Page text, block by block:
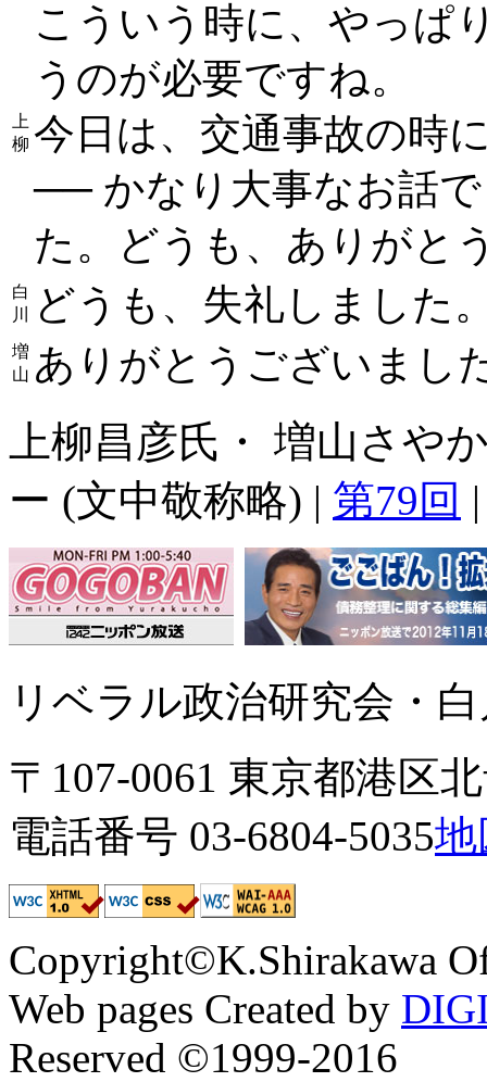
上
柳
こういう時に、やっぱ
うのが必要ですね。
今日は、交通事故の時
── かなり大事なお話
た。どうも、ありがと
白
川
どうも、失礼しました
増
山 ありがとうございまし
上柳昌彦氏・ 増山さや
ー (文中敬称略) | 第79回
リベラル政治研究会・
〒107-0061 東京都港区
電話番号 03-6804-5035地
Copyright©K.Shirakawa
Web pages Created by
Reserved ©1999-2016